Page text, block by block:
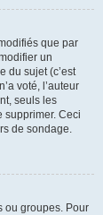
que par
un
du sujet (c’est
voté, l’auteur
seuls les
supprimer. Ceci
de sondage.
ou groupes. Pour